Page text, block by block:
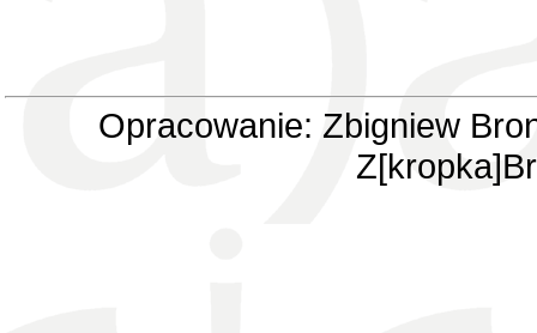
Opracowanie: Zbigniew